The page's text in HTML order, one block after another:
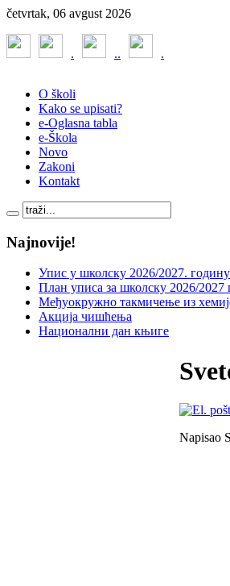
četvrtak, 06 avgust 2026
. .. .
O školi
Kako se upisati?
e-Oglasna tabla
e-Škola
Novo
Zakoni
Kontakt
Najnovije!
Упис у школску 2026/2027. годину
План уписа за школску 2026/2027
Међуокружно такмичење из
Акција чишћења
Национални дан књиге
Napisao